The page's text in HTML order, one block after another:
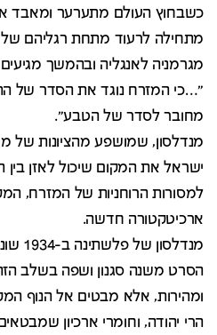
כשבחוץ העולם מתערער ומאבד
מתחילה לרעוד מתחת רגליהם של
מגרמניה לאנגליה ובהמשך
"…כי המזרח נוגד את הסדר של
מחובר לסדר של הטבע".
מנדלסון, שמושפע מהציונות של
ישראל את המקום שיכול לאזן
למסורות הרוחניות של המזרח,
ארכיטקטורה חדשה.
הסרט משנה סגנון ושפה בשלב
ומהירות, אלא מבטים אל הנוף
הרי יהודה, וחומרי ארכיון